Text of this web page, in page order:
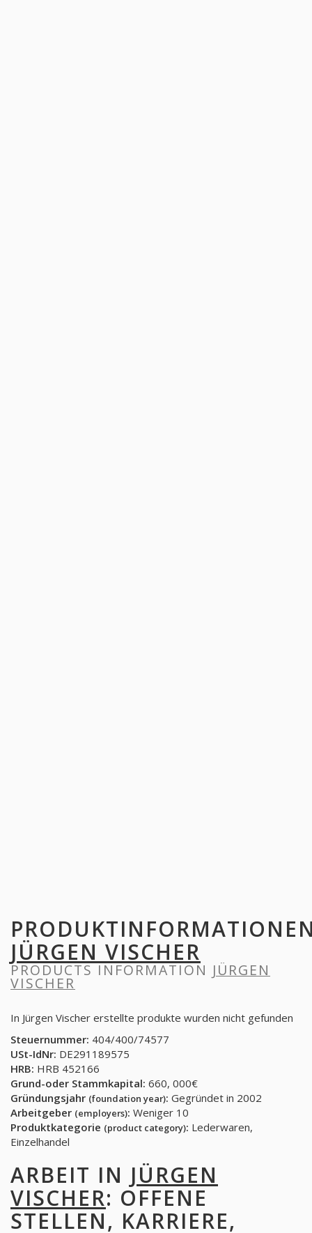
JÜRGEN VISCHER
PRODUCTS INFORMATION JÜRGEN
VISCHER
In Jürgen Vischer erstellte produkte wurden nicht gefunden
Steuernummer: 404/400/74577
USt-IdNr: DE291189575
HRB: HRB 452166
Grund-oder Stammkapital: 660, 000€
Gründungsjahr (foundation year): Gegründet in 2002
Arbeitgeber (employers): Weniger 10
Produktkategorie (product category): Lederwaren,
Einzelhandel
ARBEIT IN JÜRGEN
VISCHER: OFFENE
STELLEN, KARRIERE,